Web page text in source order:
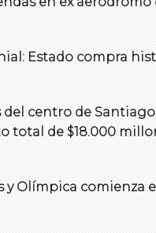
Estado compra
centro de
total de $18.000
Olímpica comienza